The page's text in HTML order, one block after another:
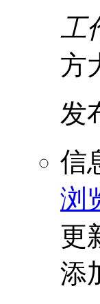
工
方
发
信
浏
更
添